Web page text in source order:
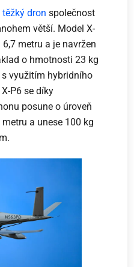
těžký dron společnost
větší. Model X-
6,7 metru a je navržen
o hmotnosti 23 kg
využitím hybridního
P6 se díky
posune o úroveň
a unese 100 kg